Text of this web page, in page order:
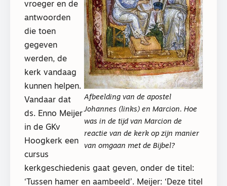
Afbeelding van de apostel
Johannes (links) en Marcion. Hoe
was in de tijd van Marcion de
reactie van de kerk op zijn manier
van omgaan met de Bijbel?
vroeger en de
antwoorden
die toen
gegeven
werden, de
kerk vandaag
kunnen helpen.
Vandaar dat
ds. Enno Meijer
in de GKv
Hoogkerk een
cursus
kerkgeschiedenis gaat geven, onder de titel:
‘Tussen hamer en aambeeld’. Meijer: ‘Deze titel